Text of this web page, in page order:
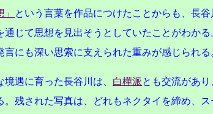
」
という言葉を作品につけたことからも、長
通じて思想を見出そうとしていたことがわか
言にも深い思索に支えられた重みが感じられる
境遇に育った長谷川は、 白樺派とも交流があ
。残された写真は、どれもネクタイを締め、